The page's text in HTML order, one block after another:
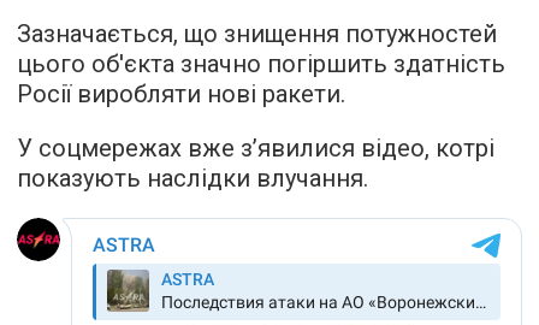
Зазначається, що знищення потужностей
цього об'єкта значно погіршить здатність
Росії виробляти нові ракети.
У соцмережах вже з’явилися відео, котрі
показують наслідки влучання.